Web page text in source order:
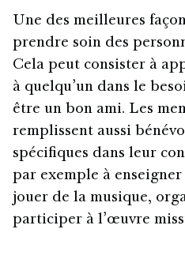
Une des meilleures
prendre soin des
Cela peut consister à
à quelqu’un dans le
être un bon ami. Les
remplissent aussi
spécifiques dans leur
par exemple à
jouer de la musique,
participer à l’œuvre